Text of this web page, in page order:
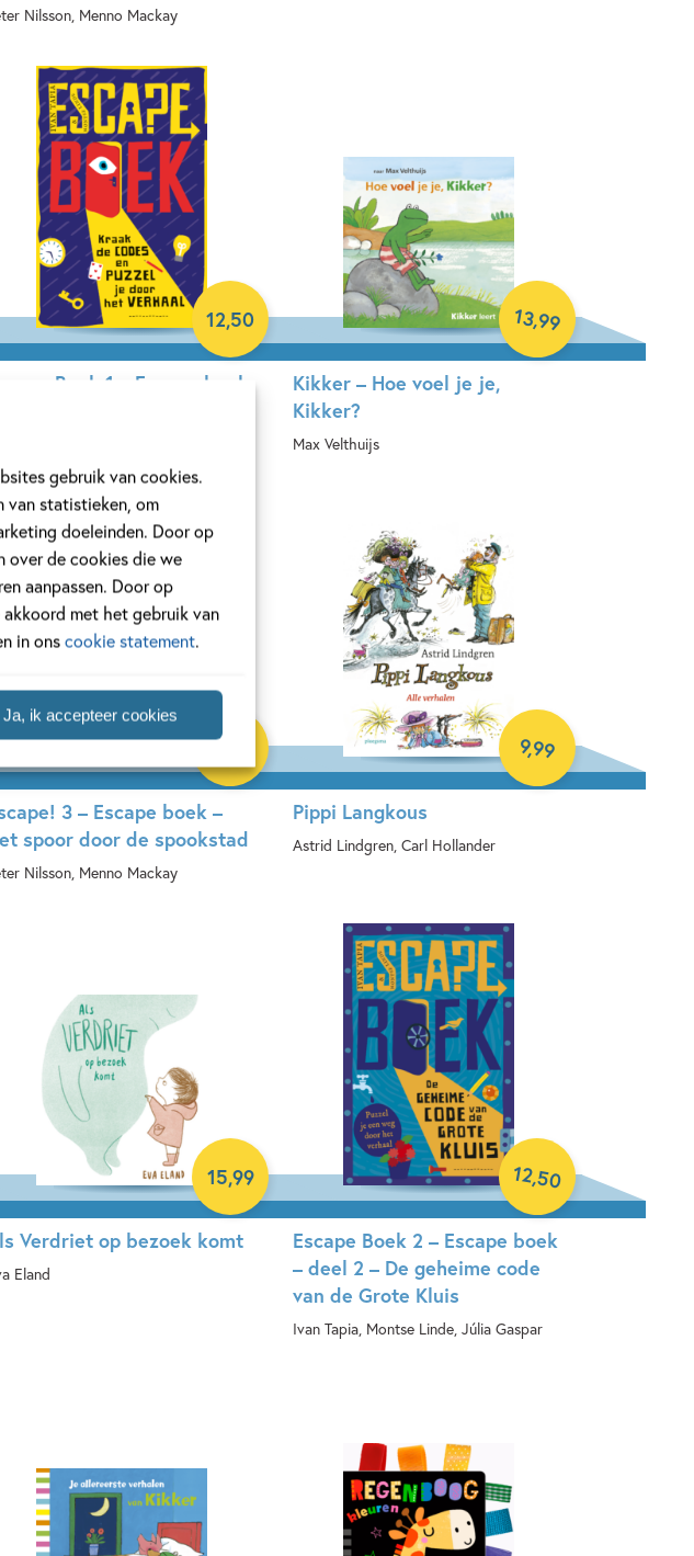
gebruik van cookies.
van statistieken, om
doeleinden. Door op
over de cookies die we
aanpassen. Door op
akkoord met het gebruik van
in onscookie statement.
Ja, ik accepteer cookies
Nilsson, Menno Mackay
Boek 1 – Escape boek
12,50
Kikker – Hoe voel je je,
Kikker?
Max Velthuijs
13,99
3 – Escape boek –
spoor door de spookstad
Nilsson, Menno Mackay
12
Pippi Langkous
Astrid Lindgren, Carl Hollander
9,99
Verdriet op bezoek komt
Eland
15,99
Escape Boek 2 – Escape boek
– deel 2 – De geheime code
van de Grote Kluis
Ivan Tapia, Montse Linde, Júlia Gaspar
12,50